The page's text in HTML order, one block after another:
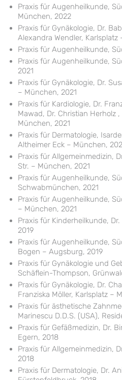
Praxis für Augenheilkunde,
München, 2022
Praxis für Gynäkologie, Dr.
Alexandra Wendler,
Praxis für Augenheilkunde,
Praxis für Augenheilkunde,
2021
Praxis für Gynäkologie, Dr.
– München, 2021
Praxis für Kardiologie, Dr.
Mawad, Dr. Christian Herholz
München, 2021
Praxis für Dermatologie,
Altheimer Eck – München,
Praxis für Allgemeinmedizin,
Str. – München, 2021
Praxis für Augenheilkunde,
Schwabmünchen, 2021
Praxis für Augenheilkunde,
– München, 2021
Praxis für Kinderheilkunde,
2019
Praxis für Augenheilkunde,
Bogen – Augsburg, 2019
Praxis für Gynäkologie und
Schäflein-Thompson,
Praxis für Gynäkologie, Dr.
Franziska Möller, Karlsplatz –
Praxis für ästhetische
Marinescu D.D.S. (USA),
Praxis für Gefäßmedizin, Dr.
Egern, 2018
Praxis für Allgemeinmedizin,
2018
Praxis für Dermatologie, Dr.